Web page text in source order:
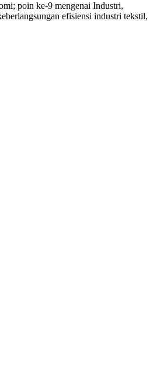
poin ke-9 mengenai Industri,
efisiensi industri tekstil,